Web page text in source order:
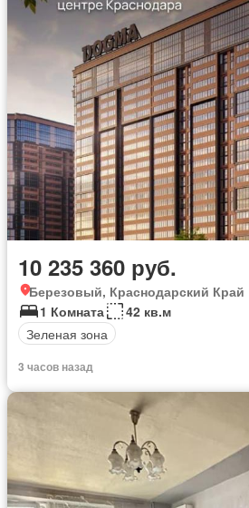
10 235 360 руб.
Березовый, Краснодарский Край
1 Комната
42 кв.м
Зеленая зона
3 часов назад